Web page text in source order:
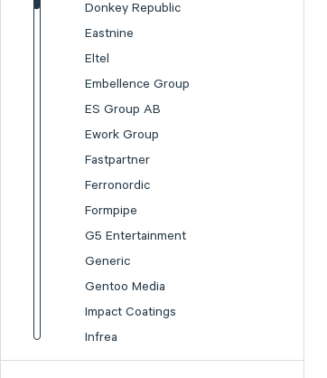
Donkey Republic
Eastnine
Eltel
Embellence Group
ES Group AB
Ework Group
Fastpartner
Ferronordic
Formpipe
G5 Entertainment
Generic
Gentoo Media
Impact Coatings
Infrea
Inission